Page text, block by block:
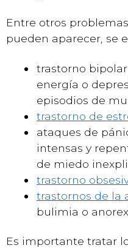
Entre otros
pueden aparecer, se
trastorno
energía o
episodios de
trastorno de
ataques de
intensas y
de miedo
trastorno
trastornos de la
bulimia o
Es importante tratar